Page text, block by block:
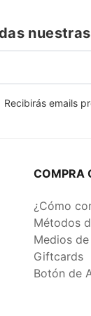
Recibirás emails
COMPRA
¿Cómo
Métodos
Medios
Giftcards
Botón de